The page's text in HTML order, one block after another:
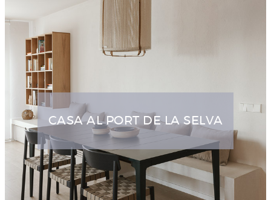
CASA AL PORT DE LA SELVA